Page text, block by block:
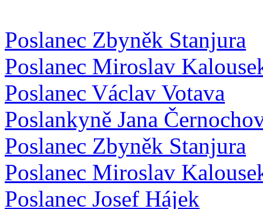
Poslanec Zbyněk Stanjura
Poslanec Miroslav
Poslanec Václav Votava
Poslankyně Jana
Poslanec Zbyněk Stanjura
Poslanec Miroslav
Poslanec Josef Hájek